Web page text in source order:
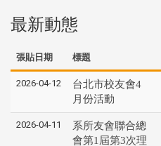
最新動態
張貼日期 標題
2026-04-12
台北市校友會4
月份活動
2026-04-11
系所友會聯合總
會第1屆第3次理